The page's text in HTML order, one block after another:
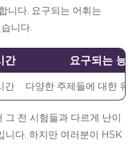
니다. 요구되는 어휘는
니다.
간 요구되는 능
간 다양한 주제들에 대한 유
전 시험들과 다르게 난이
니다. 하지만 여러분이 HSK